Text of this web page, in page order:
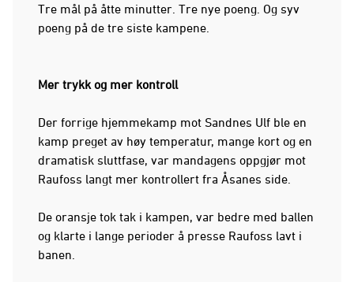
Tre mål på åtte minutter. Tre nye poeng. Og syv
poeng på de tre siste kampene.
Mer trykk og mer kontroll
Der forrige hjemmekamp mot Sandnes Ulf ble en
kamp preget av høy temperatur, mange kort og en
dramatisk sluttfase, var mandagens oppgjør mot
Raufoss langt mer kontrollert fra Åsanes side.
De oransje tok tak i kampen, var bedre med ballen
og klarte i lange perioder å presse Raufoss lavt i
banen.